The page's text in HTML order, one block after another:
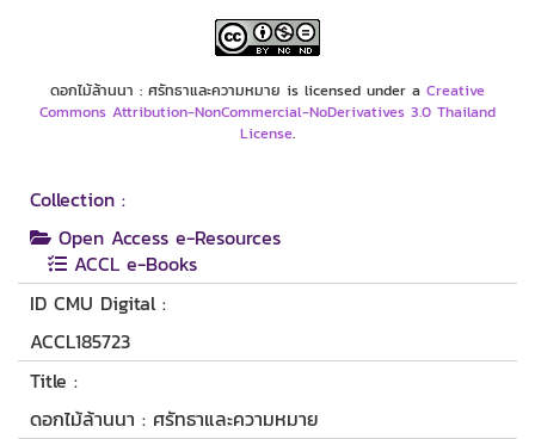
ดอกไม้ล้านนา : ศรัทธาและความหมาย is licensed under a Creative
Commons Attribution-NonCommercial-NoDerivatives 3.0 Thailand
License.
Collection :
Open Access e-Resources
ACCL e-Books
ID CMU Digital :
ACCL185723
Title :
ดอกไม้ล้านนา : ศรัทธาและความหมาย